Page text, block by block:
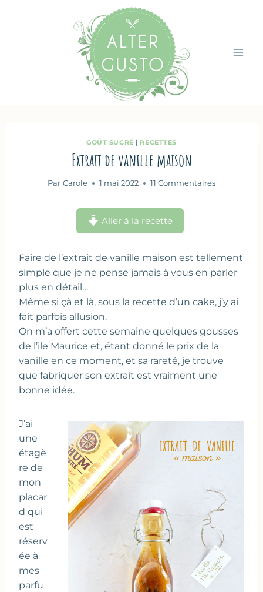
GOÛT SUCRÉ | RECETTES
Extrait de vanille maison
Par Carole 1 mai 2022 11 Commentaires
Aller à la recette
Faire de l’extrait de vanille maison est tellement
simple que je ne pense jamais à vous en parler
plus en détail…
Même si çà et là, sous la recette d’un cake, j’y ai
fait parfois allusion.
On m’a offert cette semaine quelques gousses
de l’ile Maurice et, étant donné le prix de la
vanille en ce moment, et sa rareté, je trouve
que fabriquer son extrait est vraiment une
bonne idée.
J’ai
une
étagè
re de
mon
placar
d qui
est
réserv
ée à
mes
parfu